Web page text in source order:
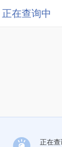
正在查询中
正在